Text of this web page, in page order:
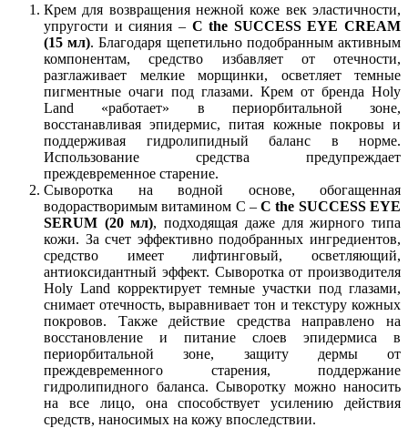
Крем для возвращения нежной коже век эластичности,
упругости и сияния – C the SUCCESS EYE CREAM
(15 мл). Благодаря щепетильно подобранным активным
компонентам, средство избавляет от отечности,
разглаживает мелкие морщинки, осветляет темные
пигментные очаги под глазами. Крем от бренда Holy
Land «работает» в периорбитальной зоне,
восстанавливая эпидермис, питая кожные покровы и
поддерживая гидролипидный баланс в норме.
Использование средства предупреждает
преждевременное старение.
Сыворотка на водной основе, обогащенная
водорастворимым витамином С –C the SUCCESS EYE
SERUM (20 мл), подходящая даже для жирного типа
кожи. За счет эффективно подобранных ингредиентов,
средство имеет лифтинговый, осветляющий,
антиоксидантный эффект. Сыворотка от производителя
Holy Land корректирует темные участки под глазами,
снимает отечность, выравнивает тон и текстуру кожных
покровов. Также действие средства направлено на
восстановление и питание слоев эпидермиса в
периорбитальной зоне, защиту дермы от
преждевременного старения, поддержание
гидролипидного баланса. Сыворотку можно наносить
на все лицо, она способствует усилению действия
средств, наносимых на кожу впоследствии.